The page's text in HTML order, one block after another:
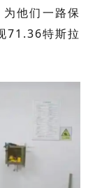
他们一路保
71.36特斯拉